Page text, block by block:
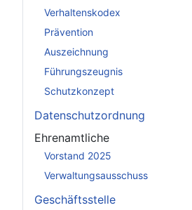
Verhaltenskodex
Prävention
Auszeichnung
Führungszeugnis
Schutzkonzept
Datenschutzordnung
Ehrenamtliche
Vorstand 2025
Verwaltungsausschuss
Geschäftsstelle